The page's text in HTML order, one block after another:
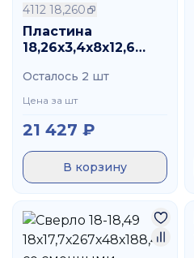
4112 18,260
Пластина
18,26х3,4х8х12,6
HT 800 VHM 4112
18,260
Осталось 2 шт
Цена за шт
21 427 ₽
В корзину